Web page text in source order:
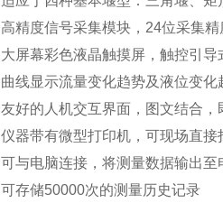
高精度信号采集模块，24位采集
大屏幕彩色液晶触摸屏，触控引
曲线显示流量变化趋势及液位变化
友好的人机交互界面，图文结合
仪器带有微型打印机，可现场直接
可与电脑连接，将测量数据输出
可存储50000次的测量历史记录